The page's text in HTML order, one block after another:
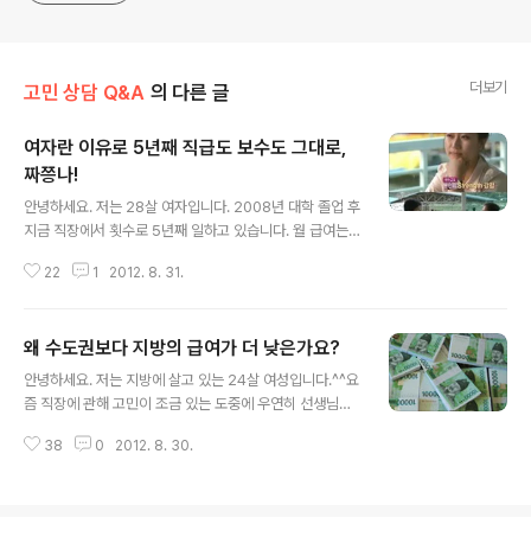
고민 상담 Q&A 의 다른 글 더보기
여자란 이유로 5년째 직급도 보수도 그대로,
짜쯩나!
안녕하세요. 저는 28살 여자입니다. 2008년 대학 졸업 후
지금 직장에서 횟수로 5년째 일하고 있습니다. 월 급여는 1
사를 계속 다녀야하나 말아야 하나’입니다. 지금 하고 있는
는 이 일이 맞지 않는 것 같습니다. 꼼꼼하지 않은 성격이라
실수도 잦고, 직원 분들도 제 일을 하찮게 여기는 것이 느껴
집니다. 더구나 여자라는 이유로 연봉도, 직급도 5년째 그
다시 다니고 있습니다. 혼자 독립한지 10년 가까이 되서 이
22 1 2012. 8. 31.
왜 수도권보다 지방의 급여가 더 낮은가요?
안녕하세요. 저는 지방에 살고 있는 24살 여성입니다.^^요
즘 직장에 관해 고민이 조금 있는 도중에 우연히 선생님의
업하여 전공(미용쪽)을 살려 경기도로 취업을 나갔습니다.
38 0 2012. 8. 30.